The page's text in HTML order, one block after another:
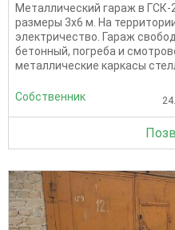
Металлический гараж в ГСК-
размеры 3х6 м. На
электричество. Гараж
бетонный, погреба и
металлические каркасы
Собственник